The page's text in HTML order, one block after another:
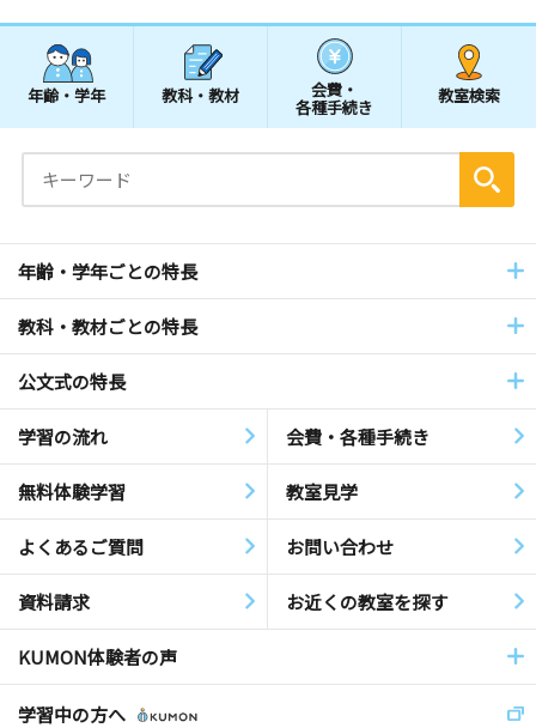
年齢・学年 教科・教材 会費・
各種手続き
教室検索
年齢・学年ごとの特長
教科・教材ごとの特長
公文式の特長
学習の流れ 会費・各種手続き
無料体験学習 教室見学
よくあるご質問 お問い合わせ
資料請求 お近くの教室を探す
KUMON体験者の声
学習中の方へ